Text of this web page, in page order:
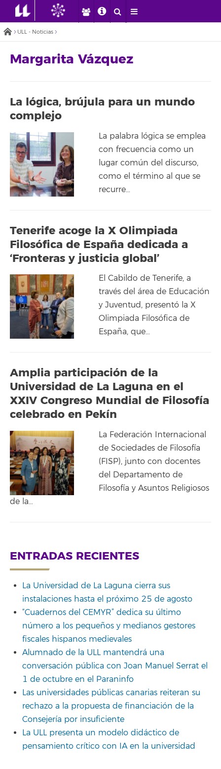
ULL - Noticias
Margarita Vázquez
La lógica, brújula para un mundo
complejo
La palabra lógica se emplea
con frecuencia como un
lugar común del discurso,
como el término al que se
recurre…
Tenerife acoge la X Olimpiada
Filosófica de España dedicada a
‘Fronteras y justicia global’
El Cabildo de Tenerife, a
través del área de Educación
y Juventud, presentó la X
Olimpiada Filosófica de
España, que…
Amplia participación de la
Universidad de La Laguna en el
XXIV Congreso Mundial de Filosofía
celebrado en Pekín
La Federación Internacional
de Sociedades de Filosofía
(FISP), junto con docentes
del Departamento de
Filosofía y Asuntos Religiosos
de la…
ENTRADAS RECIENTES
La Universidad de La Laguna cierra sus
instalaciones hasta el próximo 25 de agosto
“Cuadernos del CEMYR” dedica su último
número a los pequeños y medianos gestores
fiscales hispanos medievales
Alumnado de la ULL mantendrá una
conversación pública con Joan Manuel Serrat el
1 de octubre en el Paraninfo
Las universidades públicas canarias reiteran su
rechazo a la propuesta de financiación de la
Consejería por insuficiente
La ULL presenta un modelo didáctico de
pensamiento crítico con IA en la universidad